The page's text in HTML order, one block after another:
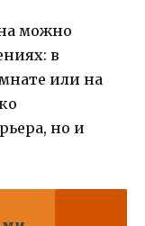
можно
в
или на
но и